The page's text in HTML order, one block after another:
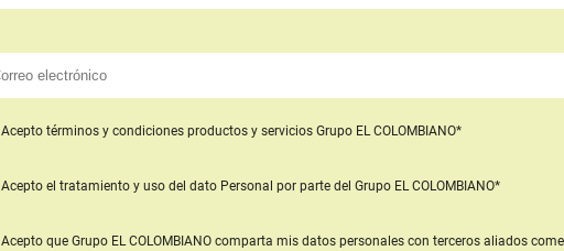
Acepto términos y condiciones productos y servicios Grupo EL COLOMBIANO*
Aceptoel tratamiento y uso del dato Personal por parte del Grupo EL COLOMBIANO*
Acepto que Grupo EL COLOMBIANO comparta mis datos personales con terceros aliados